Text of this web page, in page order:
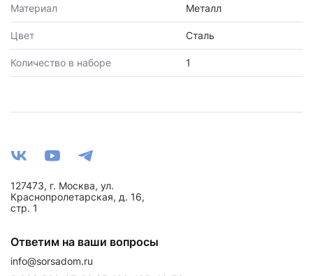
Материал Металл
Цвет Сталь
Количество в наборе 1
Ответим на ваши вопросы
info@sorsadom.ru
127473, г. Москва, ул.
Краснопролетарская, д. 16,
стр. 1